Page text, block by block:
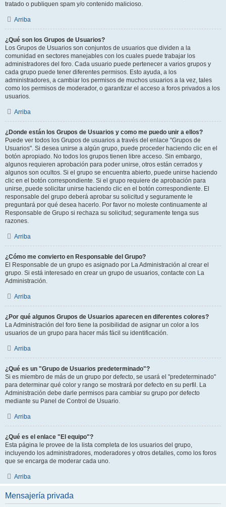
tratado o publiquen spam y/o contenido malicioso.
Arriba
¿Qué son los Grupos de Usuarios?
Los Grupos de Usuarios son conjuntos de usuarios que dividen a la
comunidad en sectores manejables con los cuales puede trabajar los
administradores del foro. Cada usuario puede pertenecer a varios grupos y
cada grupo puede tener diferentes permisos. Esto ayuda, a los
administradores, a cambiar los permisos de muchos usuarios a la vez, tales
como los permisos de moderador, o garantizar el acceso a foros privados a los
usuarios.
Arriba
¿Donde están los Grupos de Usuarios y como me puedo unir a ellos?
Puede ver todos los Grupos de usuarios a través del enlace "Grupos de
Usuarios". Si desea unirse a algún grupo, puede proceder haciendo clic en el
botón apropiado. No todos los grupos tienen libre acceso. Sin embargo,
algunos requieren aprobación para poder unirse, otros están cerrados y
algunos son ocultos. Si el grupo se encuentra abierto, puede unirse haciendo
clic en el botón correspondiente. Si el grupo requiere de aprobación para
unirse, puede solicitar unirse haciendo clic en el botón correspondiente. El
responsable del grupo deberá aprobar su solicitud y seguramente le
preguntará por qué desea hacerlo. Por favor no moleste continuamente al
Responsable de Grupo si rechaza su solicitud; seguramente tenga sus
razones.
Arriba
¿Cómo me convierto en Responsable del Grupo?
El Responsable de un grupo es asignado por La Administración al crear el
grupo. Si está interesado en crear un grupo de usuarios, contacte con La
Administración.
Arriba
¿Por qué algunos Grupos de Usuarios aparecen en diferentes colores?
La Administración del foro tiene la posibilidad de asignar un color a los
usuarios de un grupo para hacer más fácil su identificación.
Arriba
¿Qué es un "Grupo de Usuarios predeterminado"?
Si es miembro de más de un grupo por defecto, se usará el "predeterminado"
para determinar qué color y rango se mostrará por defecto en su perfil. La
Administración debe darle permisos para cambiar su grupo por defecto
mediante su Panel de Control de Usuario.
Arriba
¿Qué es el enlace "El equipo"?
Esta página le provee de la lista completa de los usuarios del grupo,
incluyendo los administradores, moderadores y otros detalles, como los foros
que se encarga de moderar cada uno.
Arriba
Mensajería privada